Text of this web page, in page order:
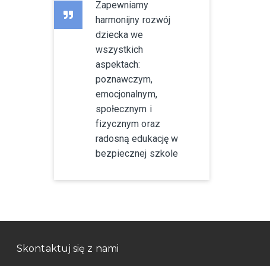
Zapewniamy
harmonijny rozwój
dziecka we
wszystkich
aspektach:
poznawczym,
emocjonalnym,
społecznym i
fizycznym oraz
radosną edukację w
bezpiecznej szkole
Skontaktuj się z nami